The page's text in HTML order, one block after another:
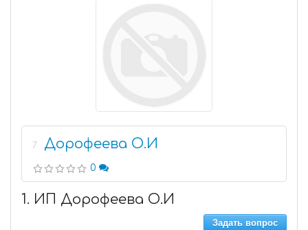
7 Дорофеева О.И
0
1. ИП Дорофеева О.И
Задать вопрос